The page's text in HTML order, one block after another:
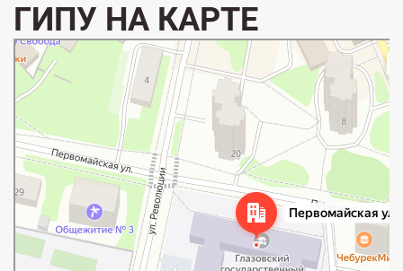
ГИПУ НА КАРТЕ
Глазов
Первомайская улица, 25 — Яндекс Карты